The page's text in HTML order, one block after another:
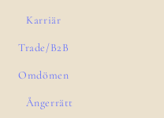
Karriär
Trade/B2B
Omdömen
Ångerrätt